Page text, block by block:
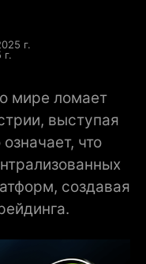
г.
г.
мире ломает
выступая
что
создавая